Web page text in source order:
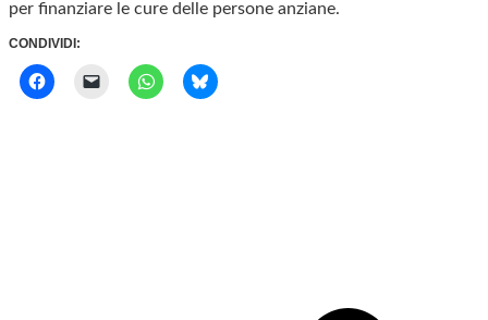
per finanziare le cure delle persone anziane.
CONDIVIDI: